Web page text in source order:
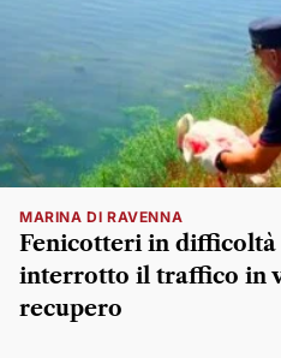
MARINA DI RAVENNA
Fenicotteri in
interrotto il traffico in
recupero